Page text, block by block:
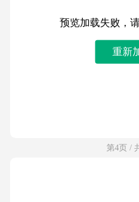
预览加载失败，
重新
第4页 /